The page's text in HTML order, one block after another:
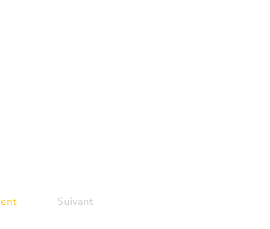
Suivant